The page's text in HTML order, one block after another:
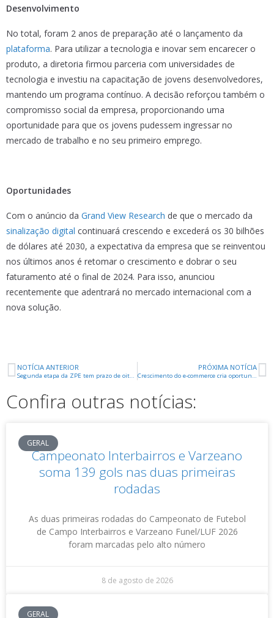
Desenvolvimento
No total, foram 2 anos de preparação até o lançamento da
plataforma. Para utilizar a tecnologia e inovar sem encarecer o
produto, a diretoria firmou parceria com universidades de
tecnologia e investiu na capacitação de jovens desenvolvedores,
mantendo um programa contínuo. A decisão reforçou também o
compromisso social da empresa, proporcionando uma
oportunidade para que os jovens pudessem ingressar no
mercado de trabalho e no seu primeiro emprego.
Oportunidades
Com o anúncio da Grand View Research de que o mercado da
sinalização digital continuará crescendo e excederá os 30 bilhões
de dólares até 2030, a expectativa da empresa que se reinventou
nos últimos anos é retomar o crescimento e dobrar o seu
faturamento até o final de 2024. Para isso, anunciou
recentemente que adentrará no mercado internacional com a
nova solução.
NOTÍCIA ANTERIOR
Segunda etapa da ZPE tem prazo de oito meses para ser entregue
PRÓXIMA NOTÍCIA
Crescimento do e-commerce cria oportunidades para empresas
Confira outras notícias:
GERAL
Campeonato Interbairros e Varzeano
soma 139 gols nas duas primeiras
rodadas
As duas primeiras rodadas do Campeonato de Futebol
de Campo Interbairros e Varzeano Funel/LUF 2026
foram marcadas pelo alto número
8 de agosto de 2026
GERAL